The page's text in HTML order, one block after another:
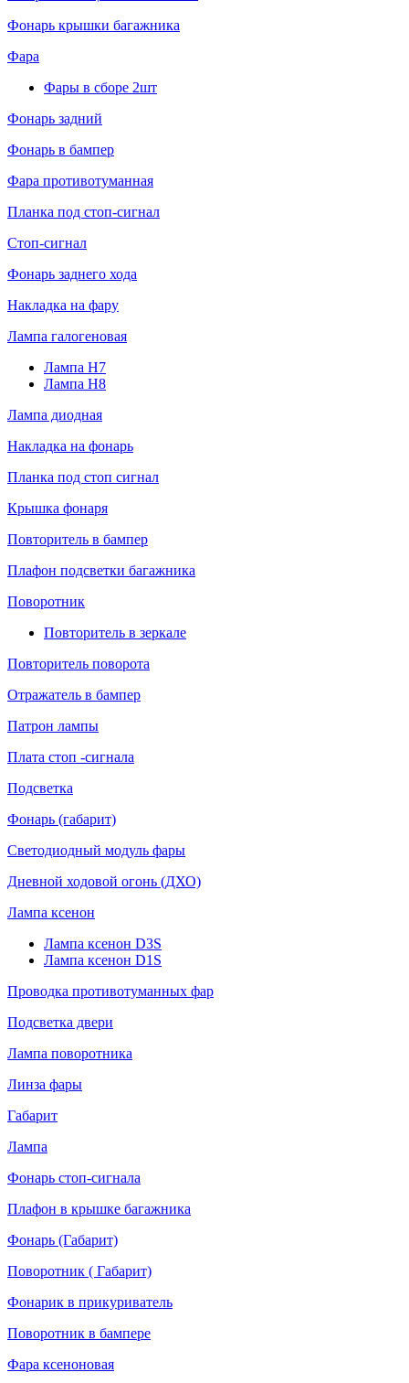
Фонарь крышки багажника
Фара
Фары в сборе 2шт
Фонарь задний
Фонарь в бампер
Фара противотуманная
Планка под стоп-сигнал
Стоп-сигнал
Фонарь заднего хода
Накладка на фару
Лампа галогеновая
Лампа H7
Лампа H8
Лампа диодная
Накладка на фонарь
Планка под стоп сигнал
Крышка фонаря
Повторитель в бампер
Плафон подсветки багажника
Поворотник
Повторитель в зеркале
Повторитель поворота
Отражатель в бампер
Патрон лампы
Плата стоп -сигнала
Подсветка
Фонарь (габарит)
Светодиодный модуль фары
Дневной ходовой огонь (ДХО)
Лампа ксенон
Лампа ксенон D3S
Лампа ксенон D1S
Проводка противотуманных фар
Подсветка двери
Лампа поворотника
Линза фары
Габарит
Лампа
Фонарь стоп-сигнала
Плафон в крышке багажника
Фонарь (Габарит)
Поворотник ( Габарит)
Фонарик в прикуриватель
Поворотник в бампере
Фара ксеноновая